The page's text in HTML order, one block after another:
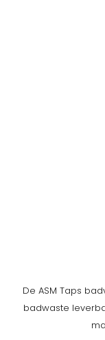
De ASM Taps
badwaste